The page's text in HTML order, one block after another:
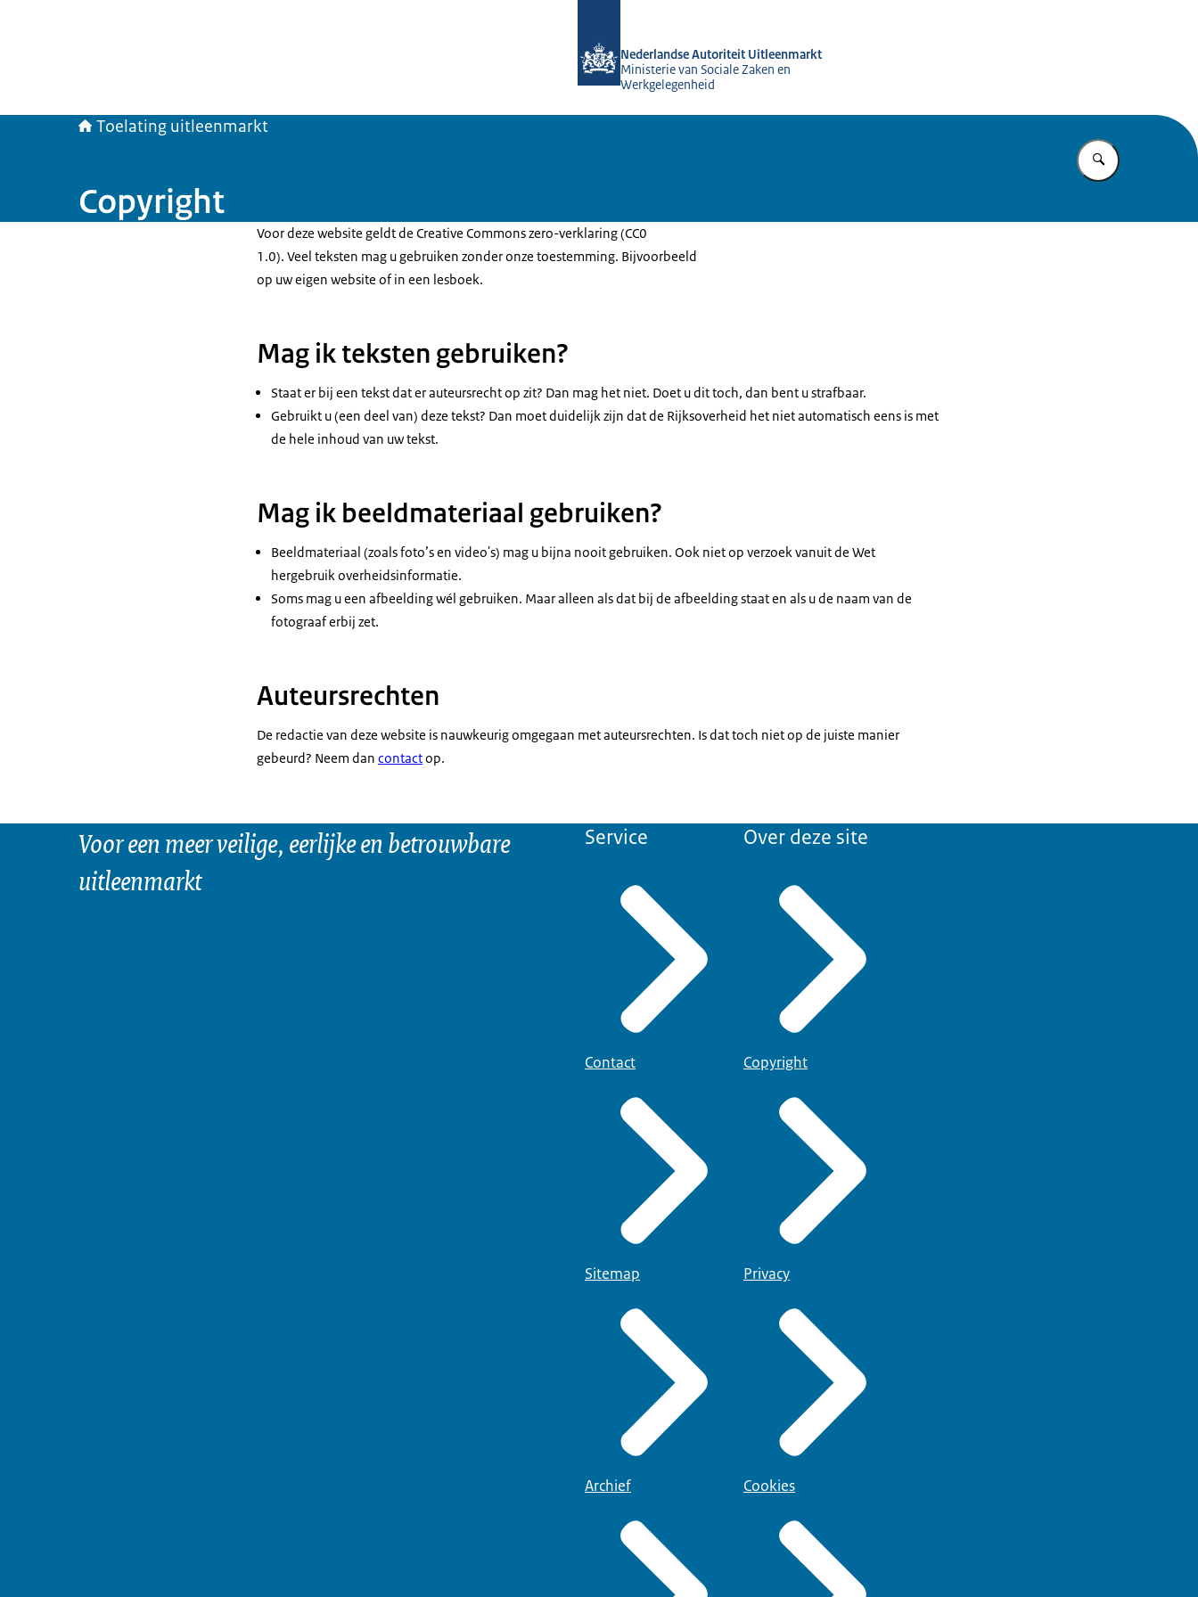
Nederlandse Autoriteit Uitleenmarkt
Ministerie van Sociale Zaken en
Werkgelegenheid
Toelating uitleenmarkt
Vul in wat u
Copyright
Voor deze website geldt de Creative Commons zero-verklaring (CC0
1.0). Veel teksten mag u gebruiken zonder onze toestemming. Bijvoorbeeld
op uw eigen website of in een lesboek.
Mag ik teksten gebruiken?
Staat er bij een tekst dat er auteursrecht op zit? Dan mag het niet. Doet u dit toch, dan bent u strafbaar.
Gebruikt u (een deel van) deze tekst? Dan moet duidelijk zijn dat de Rijksoverheid het niet automatisch eens is met
de hele inhoud van uw tekst.
Mag ik beeldmateriaal gebruiken?
Beeldmateriaal (zoals foto’s en video's) mag u bijna nooit gebruiken. Ook niet op verzoek vanuit de Wet
hergebruik overheidsinformatie.
Soms mag u een afbeelding wél gebruiken. Maar alleen als dat bij de afbeelding staat en als u de naam van de
fotograaf erbij zet.
Auteursrechten
De redactie van deze website is nauwkeurig omgegaan met auteursrechten. Is dat toch niet op de juiste manier
gebeurd? Neem dan contactop.
Voor een meer veilige, eerlijke en betrouwbare
uitleenmarkt
Service
Contact
Sitemap
Archief
Over deze site
Copyright
Privacy
Cookies